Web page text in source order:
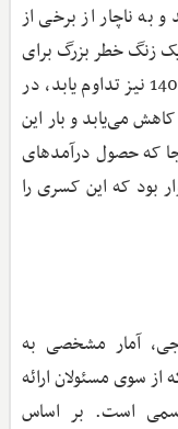
به ناچار از برخی از
زنگ خطر بزرگ برای
سیاست‌گذار باشد. اگر این روند در سال 1403 نیز تداوم یابد، در
می‌یابد و بار این
که حصول درآمدهای
بود که این کسری را
آمار مشخصی به
سوی مسئولان ارائه
است. بر اساس